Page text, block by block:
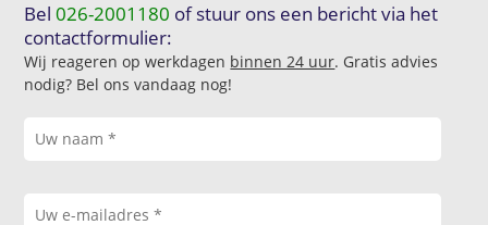
Bel026-2001180 of stuur ons een bericht via het
contactformulier:
Wij reageren op werkdagen binnen 24 uur. Gratis advies
nodig? Bel ons vandaag nog!